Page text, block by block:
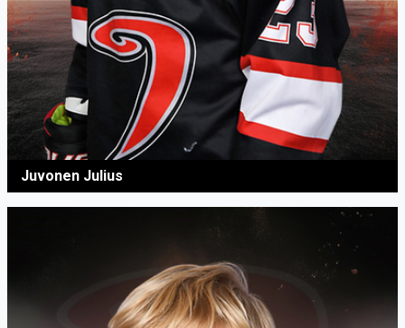
Juvonen Julius